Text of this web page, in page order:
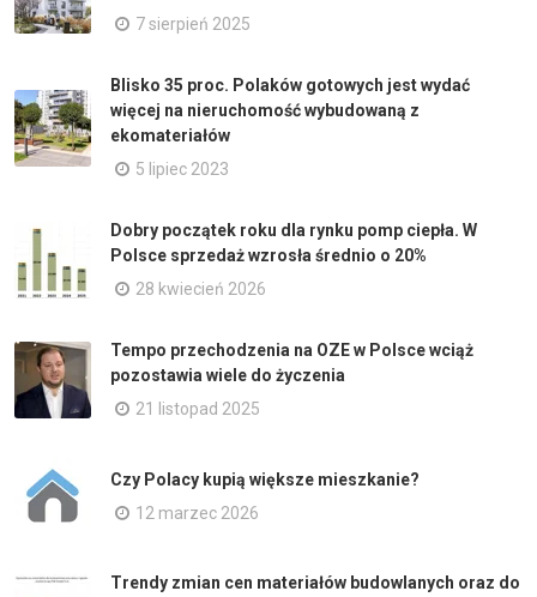
7 sierpień 2025
Blisko 35 proc. Polaków gotowych jest wydać
więcej na nieruchomość wybudowaną z
ekomateriałów
5 lipiec 2023
Dobry początek roku dla rynku pomp ciepła. W
Polsce sprzedaż wzrosła średnio o 20%
28 kwiecień 2026
Tempo przechodzenia na OZE w Polsce wciąż
pozostawia wiele do życzenia
21 listopad 2025
Czy Polacy kupią większe mieszkanie?
12 marzec 2026
Trendy zmian cen materiałów budowlanych oraz do